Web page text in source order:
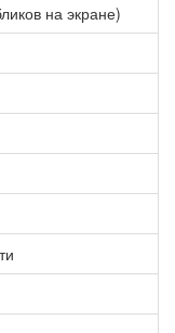
на экране)